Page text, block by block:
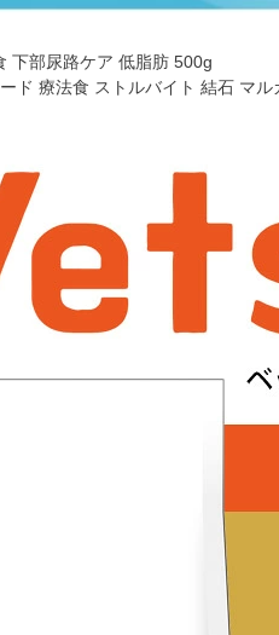
下部尿路ケア 低脂肪 500g
ド 療法食 ストルバイト 結石 マル